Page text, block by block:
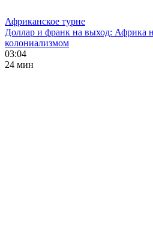
Африканское турне
Доллар и франк на выход: Африка
колониализмом
03:04
24 мин